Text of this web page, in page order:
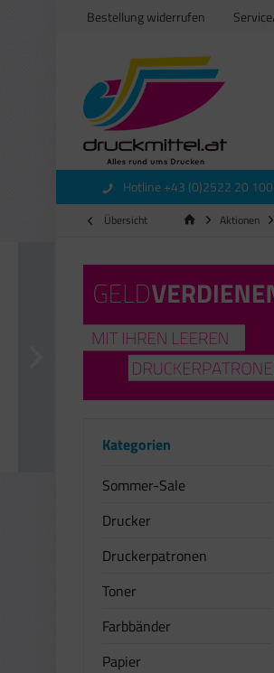
Bestellung widerrufen
Hotline +43 (0)2522 20
Übersicht Aktionen
Kategorien
Sommer-Sale
Drucker
Druckerpatronen
Toner
Farbbänder
Papier